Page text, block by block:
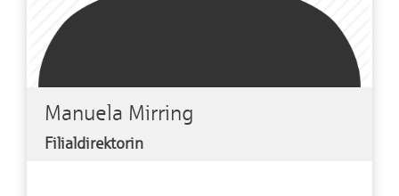
Manuela Mirring
Filialdirektorin